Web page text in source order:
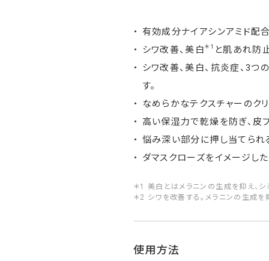
有効成分ナイアシンアミド配
シワ改善、美白＊1 と肌あれ防
シワ改善、美白、抗炎症、3つ
す。
なめらかなテクスチャーのク
高い保湿力で乾燥を防ぎ、皮
悩み深い部分に押し当てられ
ダマスクローズをイメージし
＊1 美白とはメラニンの生成を抑え、シ
＊2 シワを改善する。メラニンの生成を
使用方法